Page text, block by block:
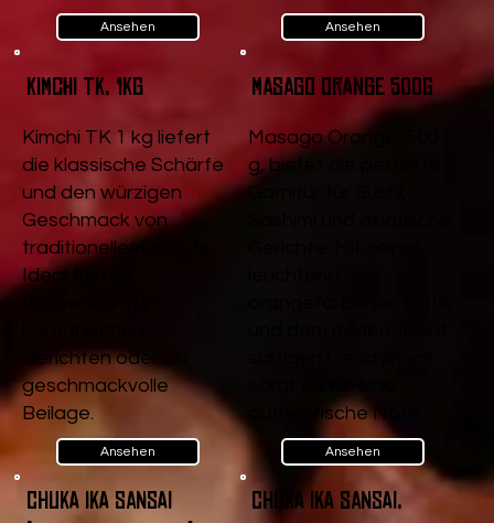
Ansehen Ansehen
Kimchi TK, 1kg
Kimchi TK 1 kg liefert
die klassische Schärfe
und den würzigen
Geschmack von
traditionellem Kimchi.
Ideal für die
Gerichten oder als
geschmackvolle
Beilage.
Ansehen
Masago Orange 500g
Masago Orange, 500
g, bietet die perfekte
Garnitur für Sushi,
authentische Note.
Ansehen
Chuka Ika Sansai
Chuka Ika Sansai,